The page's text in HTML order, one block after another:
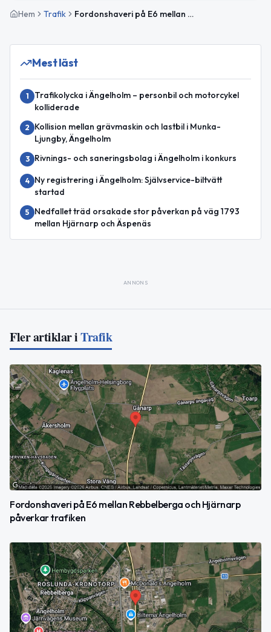
Hem Trafik Fordonshaveri på E6 mellan Hallandsås och Hjärnarp påverkar trafiken
Mest läst
1
Trafikolycka i Ängelholm – personbil och motorcykel
kolliderade
2
Kollision mellan grävmaskin och lastbil i Munka-
Ljungby, Ängelholm
3 Rivnings- och saneringsbolag i Ängelholm i konkurs
4
Ny registrering i Ängelholm: Självservice-biltvätt
startad
5
Nedfallet träd orsakade stor påverkan på väg 1793
mellan Hjärnarp och Äspenäs
ANNONS
Fler artiklar iTrafik
Fordonshaveri på E6 mellan Rebbelberga och Hjärnarp
påverkar trafiken